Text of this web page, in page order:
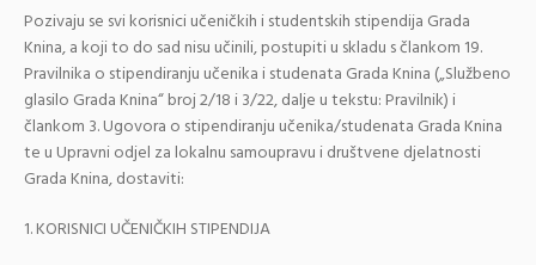
Pozivaju se svi korisnici učeničkih i studentskih stipendija Grada
Knina, a koji to do sad nisu učinili, postupiti u skladu s člankom 19.
Pravilnika o stipendiranju učenika i studenata Grada Knina („Službeno
glasilo Grada Knina“ broj 2/18 i 3/22, dalje u tekstu: Pravilnik) i
člankom 3. Ugovora o stipendiranju učenika/studenata Grada Knina
te u Upravni odjel za lokalnu samoupravu i društvene djelatnosti
Grada Knina, dostaviti:
1. KORISNICI UČENIČKIH STIPENDIJA